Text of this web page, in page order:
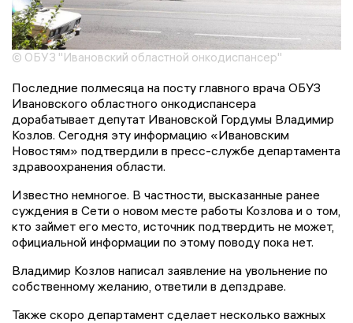
© ОБУЗ "Ивановский областной онкодиспансер"
Последние полмесяца на посту главного врача ОБУЗ
Ивановского областного онкодиспансера
дорабатывает депутат Ивановской Гордумы Владимир
Козлов. Сегодня эту информацию «Ивановским
Новостям» подтвердили в пресс-службе департамента
здравоохранения области.
Известно немногое. В частности, высказанные ранее
суждения в Сети о новом месте работы Козлова и о том,
кто займет его место, источник подтвердить не может,
официальной информации по этому поводу пока нет.
Владимир Козлов написал заявление на увольнение по
собственному желанию, ответили в депздраве.
Также скоро департамент сделает несколько важных